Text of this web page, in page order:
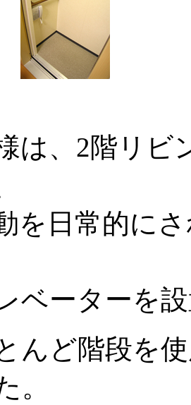
は、2階リビ
を日常的に
ベーターを
んど階段を
。